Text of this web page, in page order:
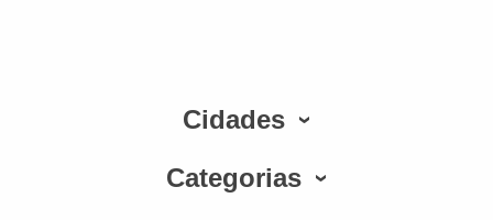
Cidades
Categorias